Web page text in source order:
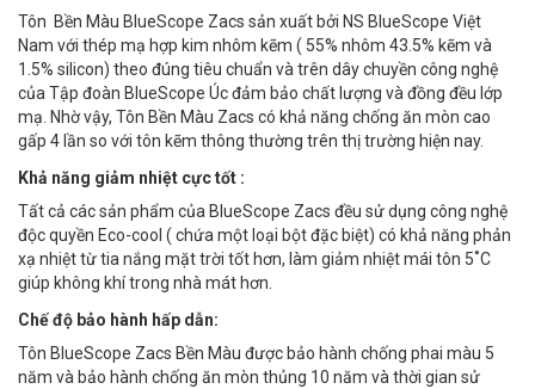
Tôn Bền Màu BlueScope Zacs sản xuất bởi NS BlueScope Việt
Nam với thép mạ hợp kim nhôm kẽm ( 55% nhôm 43.5% kẽm và
1.5% silicon) theo đúng tiêu chuẩn và trên dây chuyền công nghệ
của Tập đoàn BlueScope Úc đảm bảo chất lượng và đồng đều lớp
mạ. Nhờ vậy, Tôn Bền Màu Zacs có khả năng chống ăn mòn cao
gấp 4 lần so với tôn kẽm thông thường trên thị trường hiện nay.
Khả năng giảm nhiệt cực tốt :
Tất cả các sản phẩm của BlueScope Zacs đều sử dụng công nghệ
độc quyền Eco-cool ( chứa một loại bột đặc biệt) có khả năng phản
xạ nhiệt từ tia nắng mặt trời tốt hơn, làm giảm nhiệt mái tôn 5˚C
giúp không khí trong nhà mát hơn.
Chế độ bảo hành hấp dẫn:
Tôn BlueScope Zacs Bền Màu được bảo hành chống phai màu 5
năm và bảo hành chống ăn mòn thủng 10 năm và thời gian sử